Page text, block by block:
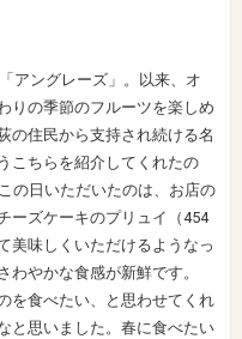
アングレーズ」。以来、オ
りの季節のフルーツを楽しめ
の住民から支持され続ける名
こちらを紹介してくれたの
の日いただいたのは、お店の
ーズケーキのプリュイ（454
美味しくいただけるようなっ
やかな食感が新鮮です。
を食べたい、と思わせてくれ
と思いました。春に食べたい